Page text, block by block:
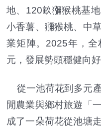
地、120畝獼猴桃基
小香薯、獼猴桃、中
業矩陣。2025年，
元，發展勢頭穩健向好
從一池荷花到多元
閒農業與鄉村旅遊「
成了一朵荷花從池塘